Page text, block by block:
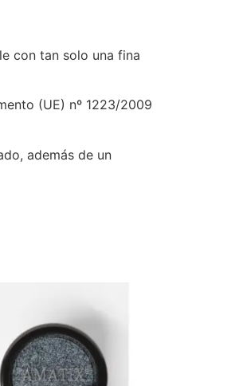
con tan solo una fina
(UE) nº 1223/2009
además de un